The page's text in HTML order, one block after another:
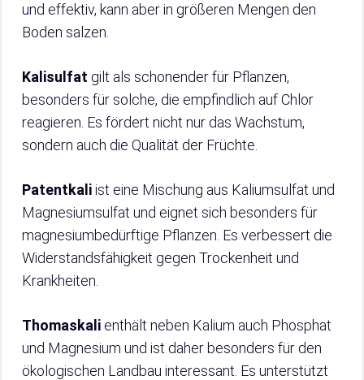
und effektiv, kann aber in größeren Mengen den
Boden salzen.
Kalisulfat gilt als schonender für Pflanzen,
besonders für solche, die empfindlich auf Chlor
reagieren. Es fördert nicht nur das Wachstum,
sondern auch die Qualität der Früchte.
Patentkaliist eine Mischung aus Kaliumsulfat und
Magnesiumsulfat und eignet sich besonders für
magnesiumbedürftige Pflanzen. Es verbessert die
Widerstandsfähigkeit gegen Trockenheit und
Krankheiten.
Thomaskali enthält neben Kalium auch Phosphat
und Magnesium und ist daher besonders für den
ökologischen Landbau interessant. Es unterstützt